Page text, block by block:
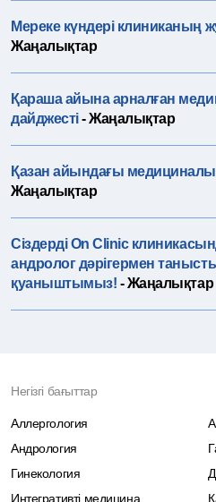
Мереке күндері
Жаңалықтар
Қараша айына арналған
дайджесті - Жаңалықтар
Қазан айындағы
Жаңалықтар
Сіздерді On Clinic
андролог дәрігермен
қуаныштымыз! - Жаңалықтар
Негізгі бағыттар
Аллергология
Андрология
Гинекология
Интегративті медицина